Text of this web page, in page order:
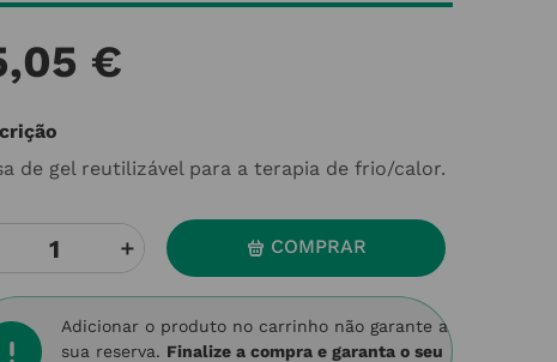
,05 €
de gel reutilizável para a terapia de frio/calor.
＋ COMPRAR
Adicionar o produto no carrinho não garante a
sua reserva. Finalize a compra e garanta o seu